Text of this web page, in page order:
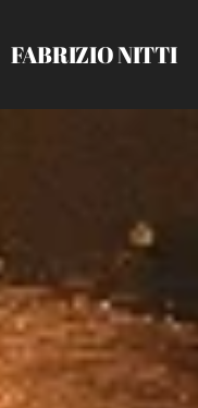
FABRIZIO NITTI